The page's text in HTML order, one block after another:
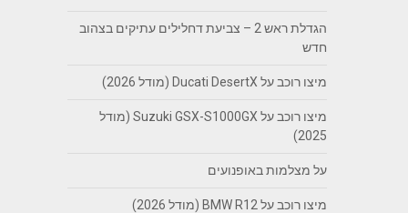
הגדלת ראש 2 – צביעת דחלילים עתיקים בצהוב
חדש
מיצו רוכב על Ducati DesertX (מודל 2026)
מיצו רוכב על Suzuki GSX-S1000GX (מודל
2025)
על מצלמות באופנועים
מיצו רוכב על BMW R12 (מודל 2026)